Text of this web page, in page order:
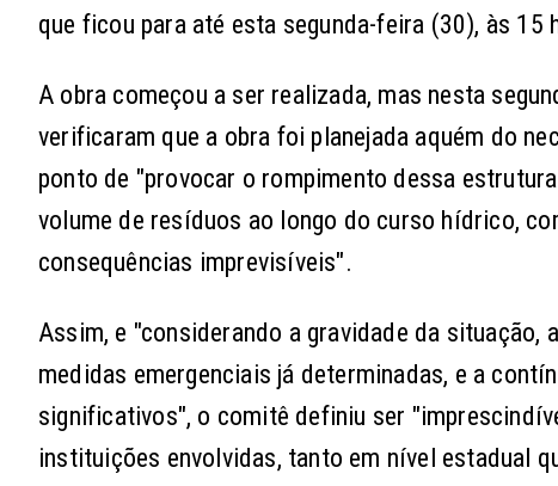
que ficou para até esta segunda-feira (30), às 15
A obra começou a ser realizada, mas nesta
verificaram que a obra foi planejada aquém do
ponto de "provocar o rompimento dessa
volume de resíduos ao longo do curso hídrico,
consequências imprevisíveis".
Assim, e "considerando a gravidade da
medidas emergenciais já determinadas, e a
significativos", o comitê definiu ser
instituições envolvidas, tanto em nível estadual